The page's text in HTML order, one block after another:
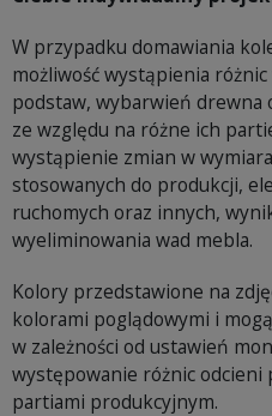
W przypadku domawiania
możliwość wystąpienia
podstaw, wybarwień drewna
ze względu na różne ich
wystąpienie zmian w
stosowanych do produkcji,
ruchomych oraz innych,
wyeliminowania wad mebla.
Kolory przedstawione na
kolorami poglądowymi i
w zależności od ustawień
występowanie różnic odcieni
partiami produkcyjnym.